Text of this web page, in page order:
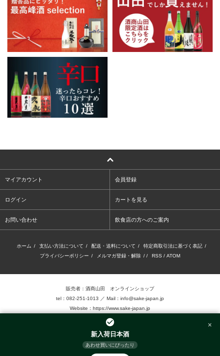
×
新入荷日本酒
あわせ買いにぴったり
マイアカウント 会員登録
ログイン カートを見る
お問い合わせ 飲食店の方へのご案内
ホーム / 支払い方法について / 配送・送料について / 特定商取引法に基づく表記 /
プライバシーポリシー / メルマガ登録・解除 / / RSS / ATOM
販売者：酒商山田 オンラインショップ
tel：082-251-1013 ／ Mail：info@sake-japan.jp
Website： https://www.sake-japan.jp
未成年者の飲酒は、法律で禁じられています。
当店では、20歳以上の年齢であることを確認 できない場合、お酒を販売致しません。